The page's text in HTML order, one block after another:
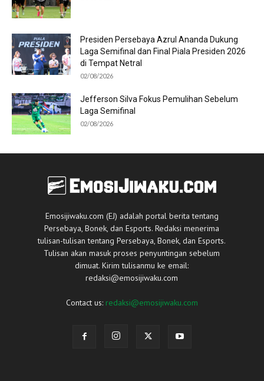
Presiden Persebaya Azrul Ananda Dukung
Laga Semifinal dan Final Piala Presiden 2026
di Tempat Netral
02/08/2026
Jefferson Silva Fokus Pemulihan Sebelum
Laga Semifinal
02/08/2026
Emosijiwaku.com (EJ) adalah portal berita tentang
Persebaya, Bonek, dan Esports. Redaksi menerima
tulisan-tulisan tentang Persebaya, Bonek, dan Esports.
Tulisan akan masuk proses penyuntingan sebelum
dimuat. Kirim tulisanmu ke email:
redaksi@emosijiwaku.com
Contact us: redaksi@emosijiwaku.com